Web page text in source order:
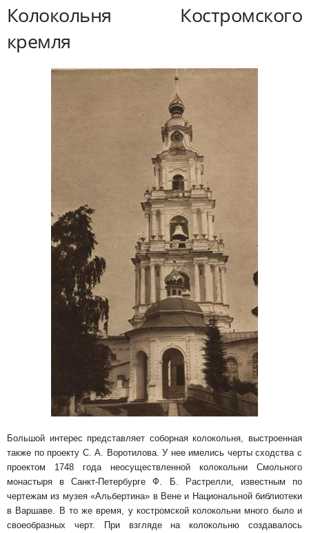
Колокольня Костромского
кремля
Большой интерес представляет соборная колокольня, выстроенная
также по проекту С. А. Воротилова. У нее имелись черты сход­ства с
проектом 1748 года неосуществленной ко­локольни Смольного
монастыря в Санкт-Петербурге Ф. Б. Растрелли, известным по
чертежам из му­зея «Альбертина» в Вене и Национальной биб­лиотеки
в Варшаве. В то же время, у костром­ской колокольни много было и
своеобразных черт. При взгляде на колокольню создавалось